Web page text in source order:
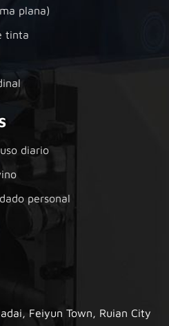
plana)
tinta
diario
personal
Feiyun Town, Ruian City